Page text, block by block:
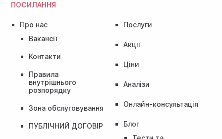
ПОСИЛАННЯ
Про нас
Вакансії
Контакти
Правила
внутрішнього
розпорядку
Зона обслуговування
ПУБЛІЧНИЙ ДОГОВІР
Послуги
Акції
Ціни
Аналізи
Онлайн-консультація
Блог